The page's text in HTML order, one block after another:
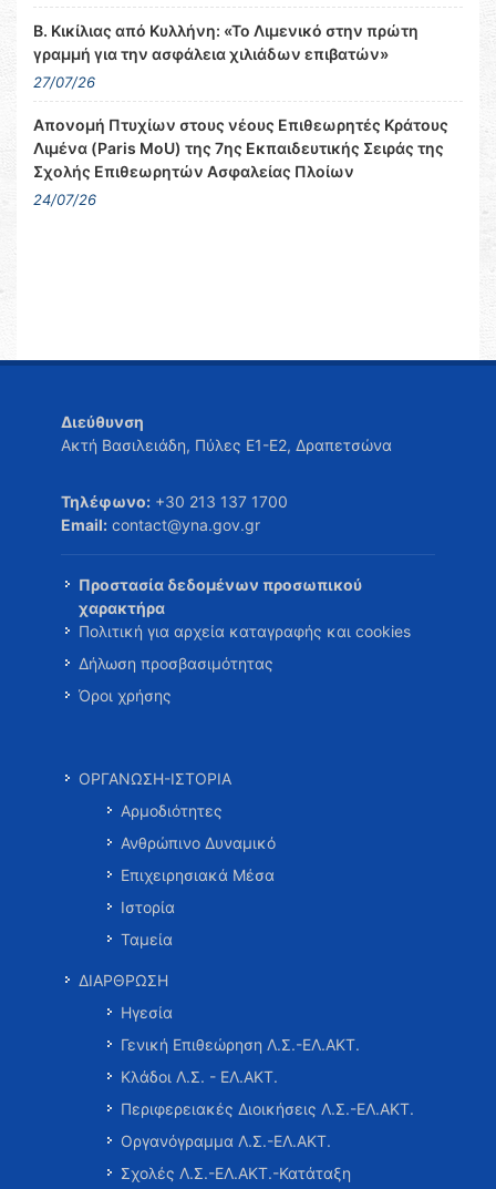
Β. Κικίλιας από Κυλλήνη: «Το Λιμενικό στην πρώτη
γραμμή για την ασφάλεια χιλιάδων επιβατών»
27/07/26
Απονομή Πτυχίων στους νέους Επιθεωρητές Κράτους
Λιμένα (Paris MoU) της 7ης Εκπαιδευτικής Σειράς της
Σχολής Επιθεωρητών Ασφαλείας Πλοίων
24/07/26
Διεύθυνση
Ακτή Βασιλειάδη, Πύλες Ε1-Ε2, Δραπετσώνα
Τηλέφωνο: +30 213 137 1700
Email: contact@yna.gov.gr
Προστασία δεδομένων προσωπικού
χαρακτήρα
Πολιτική για αρχεία καταγραφής και cookies
Δήλωση προσβασιμότητας
Όροι χρήσης
ΟΡΓΑΝΩΣΗ-ΙΣΤΟΡΙΑ
Αρμοδιότητες
Ανθρώπινο Δυναμικό
Επιχειρησιακά Μέσα
Ιστορία
Ταμεία
ΔΙΑΡΘΡΩΣΗ
Ηγεσία
Γενική Επιθεώρηση Λ.Σ.-ΕΛ.ΑΚΤ.
Κλάδοι Λ.Σ. - ΕΛ.ΑΚΤ.
Περιφερειακές Διοικήσεις Λ.Σ.-ΕΛ.ΑΚΤ.
Οργανόγραμμα Λ.Σ.-ΕΛ.ΑΚΤ.
Σχολές Λ.Σ.-ΕΛ.ΑΚΤ.-Κατάταξη